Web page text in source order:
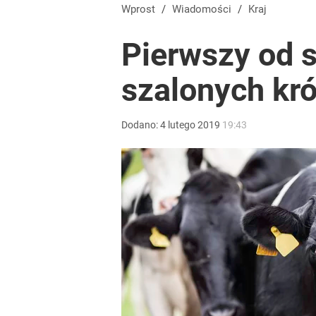
„Regularnie posługuje się językiem nienawiści”.
Tego sondażu premier nie może zlekceważyć.
Gen. Pawlikowski: Przywiozłem cenną lekcję z
Wprost / Wiadomości / Kraj
Pierwszy od
szalonych
Dodano:4 lutego2019 19:43